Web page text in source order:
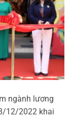
ngành lương
12/2022 khai